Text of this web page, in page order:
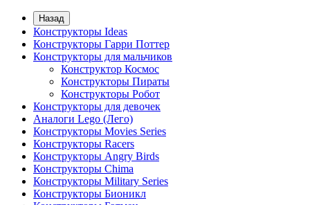
Назад
Конструкторы Ideas
Конструкторы Гарри Поттер
Конструкторы для мальчиков
Конструктор Космос
Конструкторы Пираты
Конструкторы Робот
Конструкторы для девочек
Аналоги Lego (Лего)
Конструкторы Movies Series
Конструкторы Racers
Конструкторы Angry Birds
Конструкторы Chima
Конструкторы Military Series
Конструкторы Бионикл